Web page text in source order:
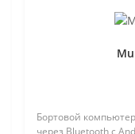
Бортовой
через Bluetooth с